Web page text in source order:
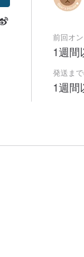
前回オ
1週間
発送ま
1週間